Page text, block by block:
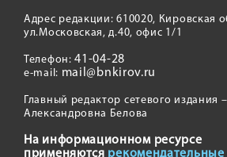
Адрес редакции: 610020, Кировская
ул.Московская, д.40, офис 1/1
Телефон:41-04-28
e-mail: mail@bnkirov.ru
Главный редактор сетевого издания
Александровна Белова
На информационном ресурсе
применяются рекомендательные